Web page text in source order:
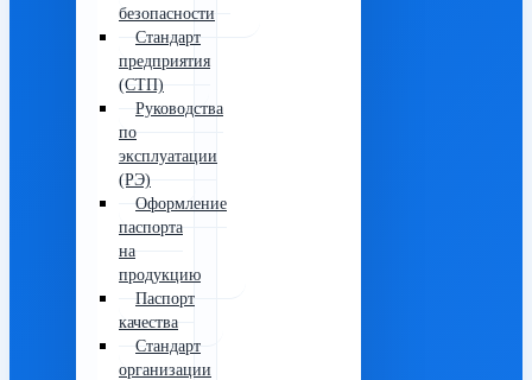
безопасности
Стандарт
предприятия
(СТП)
Руководства
по
эксплуатации
(РЭ)
Оформление
паспорта
на
продукцию
Паспорт
качества
Стандарт
организации